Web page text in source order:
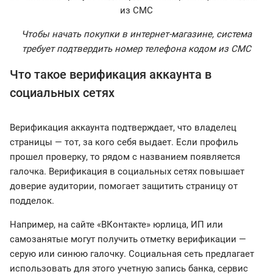
Чтобы начать покупки в интернет-магазине, система
требует подтвердить номер телефона кодом из СМС
Что такое верификация аккаунта в
социальных сетях
Верификация аккаунта подтверждает, что владелец
страницы — тот, за кого себя выдает. Если профиль
прошел проверку, то рядом с названием появляется
галочка. Верификация в социальных сетях повышает
доверие аудитории, помогает защитить страницу от
подделок.
Например, на сайте «ВКонтакте» юрлица, ИП или
самозанятые могут получить отметку верификации —
серую или синюю галочку. Социальная сеть предлагает
использовать для этого учетную запись банка, сервис